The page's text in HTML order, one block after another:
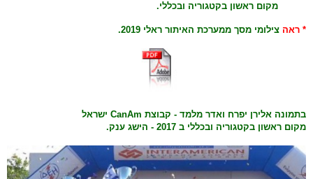
מקום ראשון בקטגוריה ובכללי.
* ראה צילומי מסך ממערכת האיתור ראלי 2019.
בתמונה אלירן יפרח ואדר מלמד - קבוצת CanAm ישראל
מקום ראשון בקטגוריה ובכללי ב 2017 - הישג ענק.